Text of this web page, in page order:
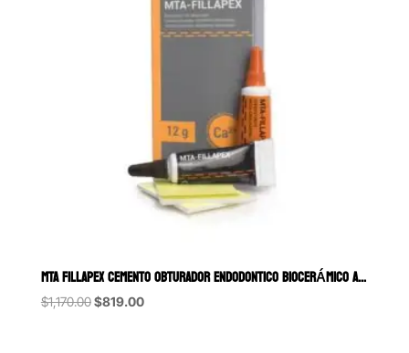
MTA FILLAPEX CEMENTO OBTURADOR ENDODONTICO BIOCERÁMICO ANGELUS
$1,170.00Original
$819.00Current